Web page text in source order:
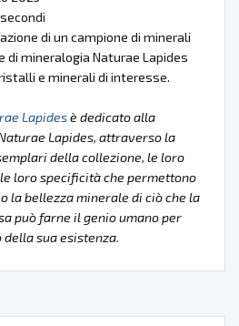
di un campione di minerali
di mineralogia Naturae Lapides
e minerali di interesse.
Lapidesè dedicato alla
Lapides, attraverso la
della collezione, le loro
loro specificità che permettono
la bellezza minerale di ciò che la
può farne il genio umano per
sua esistenza.